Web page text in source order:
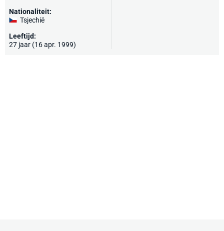
Nationaliteit:
Tsjechië
Leeftijd:
27 jaar (16 apr. 1999)